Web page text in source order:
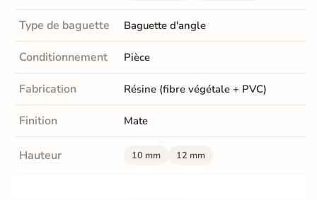
Type de baguette Baguette d'angle
Conditionnement Pièce
Fabrication Résine (fibre végétale + PVC)
Finition Mate
Hauteur 10 mm 12 mm